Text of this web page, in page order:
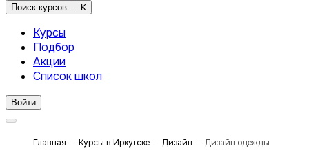
Поиск курсов... K
Курсы
Подбор
Акции
Список школ
Войти
Главная Курсы в Иркутске Дизайн Дизайн одежды